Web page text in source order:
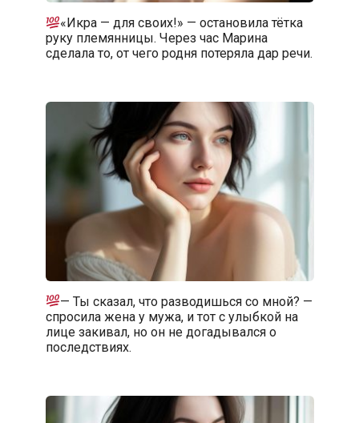
«Икра — для своих!» — остановила тётка
руку племянницы. Через час Марина
сделала то, от чего родня потеряла дар речи.
— Ты сказал, что разводишься со мной? —
спросила жена у мужа, и тот с улыбкой на
лице закивал, но он не догадывался о
последствиях.